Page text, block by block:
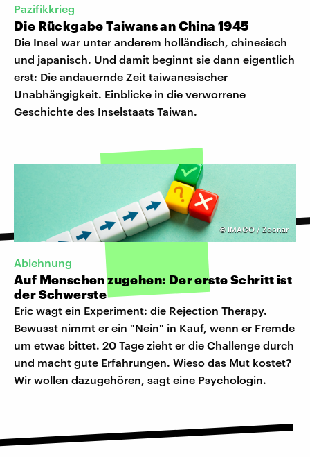
Pazifikkrieg
Die Rückgabe Taiwans an China 1945
Die Insel war unter anderem holländisch, chinesisch
und japanisch. Und damit beginnt sie dann eigentlich
erst: Die andauernde Zeit taiwanesischer
Unabhängigkeit. Einblicke in die verworrene
Geschichte des Inselstaats Taiwan.
© IMAGO / Zoonar
Ablehnung
Auf Menschen zugehen: Der erste Schritt ist
der Schwerste
Eric wagt ein Experiment: die Rejection Therapy.
Bewusst nimmt er ein "Nein" in Kauf, wenn er Fremde
um etwas bittet. 20 Tage zieht er die Challenge durch
und macht gute Erfahrungen. Wieso das Mut kostet?
Wir wollen dazugehören, sagt eine Psychologin.